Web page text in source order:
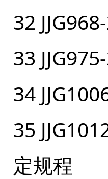
32
33
34
35
定规程